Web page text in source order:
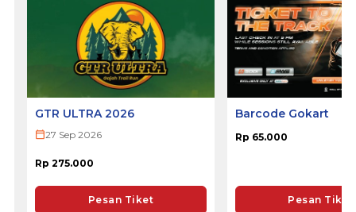
GTR ULTRA 2026
27 Sep 2026
Rp 275.000
Pesan Tiket
Barcode Gokart
Rp 65.000
Pesan Tiket